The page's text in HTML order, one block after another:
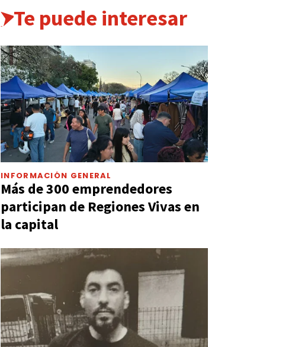
Te puede interesar
INFORMACIÓN GENERAL
Más de 300 emprendedores
participan de Regiones Vivas en
la capital